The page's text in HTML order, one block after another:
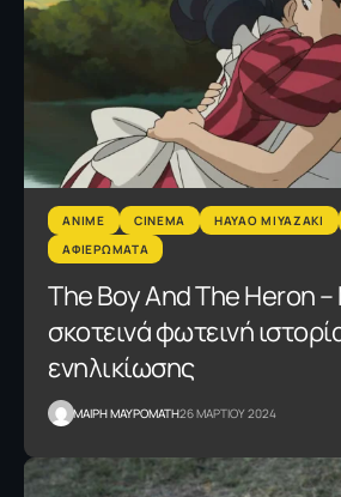
ANIME CINEMA HAYAO MIYAZAKI
ΑΦΙΕΡΩΜΑΤΑ
The Boy And The Heron –
σκοτεινά φωτεινή
ενηλικίωσης
MΑΙΡΗ ΜΑΥΡΟΜΑΤΗ26 ΜΑΡΤΙΟΥ 2024